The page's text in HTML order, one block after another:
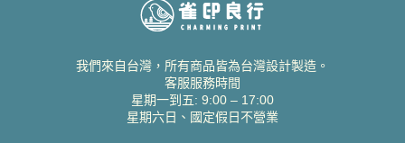
我們來自台灣，所有商品皆為台灣設計製造。
客服服務時間
星期一到五: 9:00 – 17:00
星期六日、國定假日不營業